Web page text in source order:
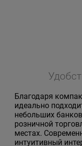
Благодаря
идеально
небольших
розничной
местах.
интуитивный